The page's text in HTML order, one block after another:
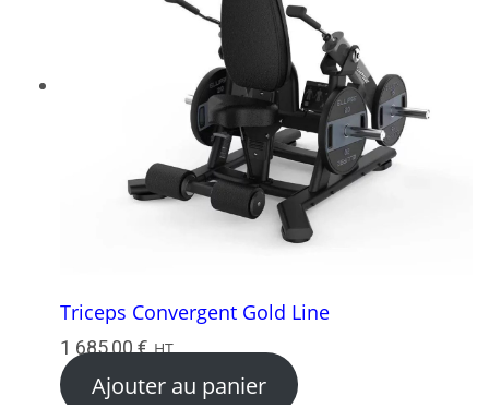
Triceps Convergent Gold Line
1 685,00€ HT
Ajouter au panier